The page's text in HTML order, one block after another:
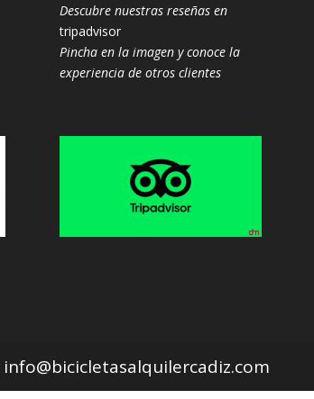
Descubre nuestras reseñas en
tripadvisor
Pincha en la imagen y conoce la
experiencia de otros clientes